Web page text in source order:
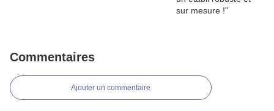
Commentaires
Ajouter un commentaire